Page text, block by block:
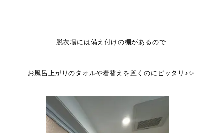
脱衣場には備え付けの棚があるので
お風呂上がりのタオルや着替えを置くのにピッタリ♪✨